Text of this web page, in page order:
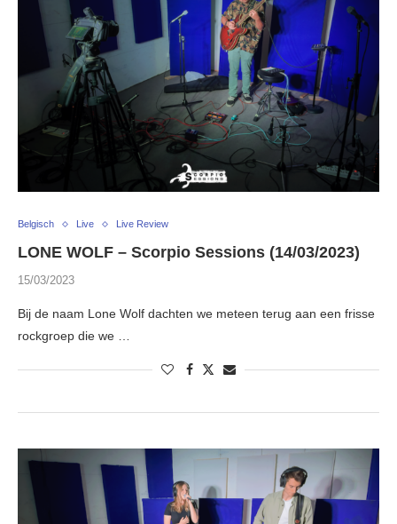
Belgisch Live Live Review
LONE WOLF – Scorpio Sessions (14/03/2023)
15/03/2023
Bij de naam Lone Wolf dachten we meteen terug aan een frisse
rockgroep die we …